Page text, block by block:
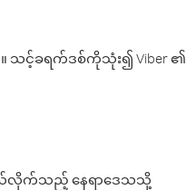
င့်ခရက်ဒစ်ကိုသုံး၍ Viber ၏
ျယ်လိုက်သည့် နေရာဒေသသို့